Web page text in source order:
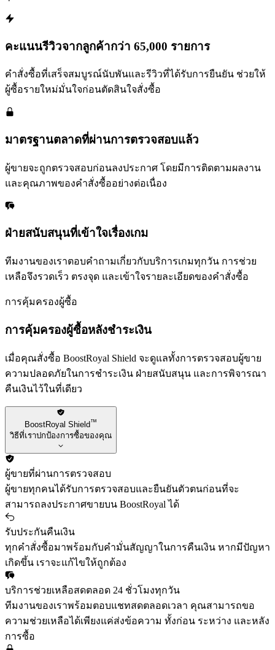
คะแนนรีวิวจากลูกค้ากว่า 65,000 รายการ
คำสั่งซื้อที่เสร็จสมบูรณ์นับพันและรีวิวที่ได้รับการยืนยัน ช่วยให้
ผู้ซื้อรายใหม่มั่นใจก่อนตัดสินใจสั่งซื้อ
มาตรฐานตลาดที่ผ่านการตรวจสอบแล้ว
ผู้ขายจะถูกตรวจสอบก่อนลงประกาศ โดยมีการติดตามผลงาน
และคุณภาพของคำสั่งซื้ออย่างต่อเนื่อง
ฝ่ายสนับสนุนที่เข้าใจเรื่องเกม
ทีมงานของเราตอบคำถามเกี่ยวกับบริการเกมทุกวัน การช่วย
เหลือจึงรวดเร็ว ตรงจุด และเข้าใจรายละเอียดของคำสั่งซื้อ
การคุ้มครองผู้ซื้อ
การคุ้มครองผู้ซื้อหลังชำระเงิน
เมื่อคุณสั่งซื้อ BoostRoyal Shield จะดูแลทั้งการตรวจสอบผู้ขาย
ความปลอดภัยในการชำระเงิน ฝ่ายสนับสนุน และการพิจารณา
คืนเงินไว้ในที่เดียว
BoostRoyal Shield™
วิธีที่เราปกป้องการซื้อของคุณ
ผู้ขายที่ผ่านการตรวจสอบ
ผู้ขายทุกคนได้รับการตรวจสอบและยืนยันตัวตนก่อนที่จะ
สามารถลงประกาศขายบน BoostRoyal ได้
รับประกันคืนเงิน
ทุกคำสั่งซื้อมาพร้อมกับคำมั่นสัญญาในการคืนเงิน หากมีปัญหา
เกิดขึ้น เราจะแก้ไขให้ถูกต้อง
บริการช่วยเหลือสดตลอด 24 ชั่วโมงทุกวัน
ทีมงานของเราพร้อมตอบแชทสดตลอดเวลา คุณสามารถขอ
ความช่วยเหลือได้เพียงแค่ส่งข้อความ ทั้งก่อน ระหว่าง และหลัง
การซื้อ